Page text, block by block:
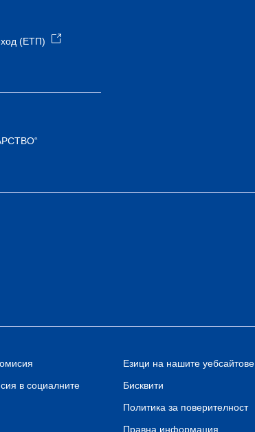
(ЕТП)
в социалните
Езици на нашите уебсайтове
Бисквити
Политика за поверителност
Правна информация